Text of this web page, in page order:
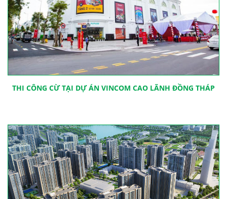
THI CÔNG CỪ TẠI DỰ ÁN VINCOM CAO LÃNH ĐỒNG THÁP